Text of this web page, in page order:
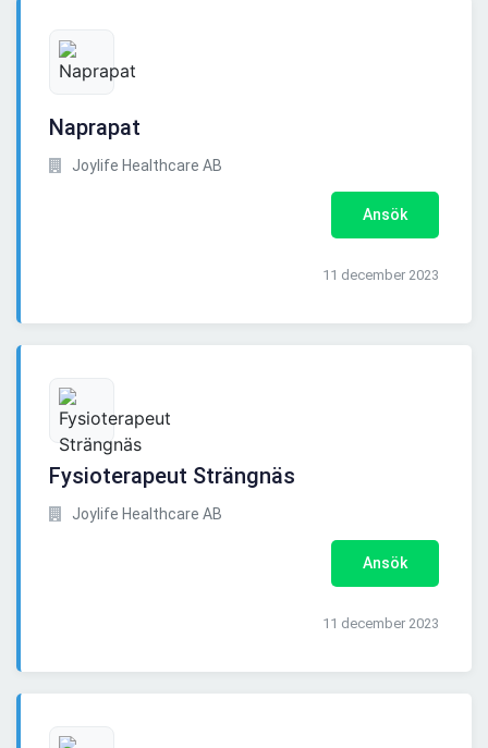
Naprapat
Joylife Healthcare AB
Ansök
11 december 2023
Fysioterapeut Strängnäs
Joylife Healthcare AB
Ansök
11 december 2023